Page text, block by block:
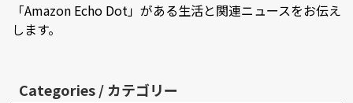
「Amazon Echo Dot」がある生活と関連ニュースをお伝え
します。
Categories / カテゴリー